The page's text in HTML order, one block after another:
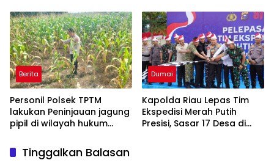
Nyata untuk Rakyat
Kepedulian Sosial
Berita
Personil Polsek TPTM
lakukan Peninjauan jagung
pipil di wilayah hukum
Dumai
Kapolda Riau Lepas Tim
Ekspedisi Merah Putih
Presisi, Sasar 17 Desa di
Tinggalkan Balasan